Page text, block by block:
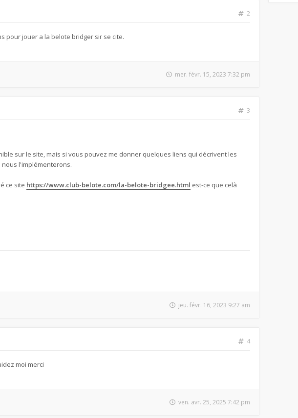
2
pour jouer a la belote bridger sir se cite.
mer. févr. 15, 2023 7:32 pm
3
sur le site, mais si vous pouvez me donner quelques liens qui décrivent les
l'implémenterons.
ce site https://www.club-belote.com/la-belote-bridgee.html est-ce que celà
jeu. févr. 16, 2023 9:27 am
4
moi merci
ven. avr. 25, 2025 7:42 pm